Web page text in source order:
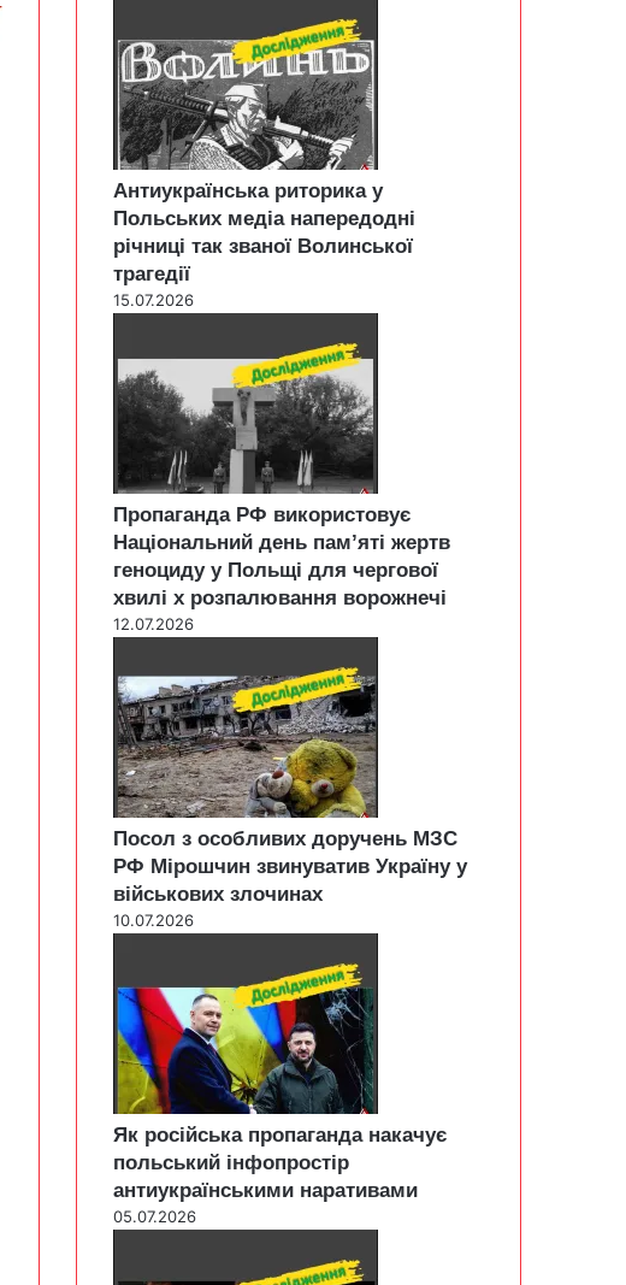
Антиукраїнська риторика у
Польських медіа напередодні
річниці так званої Волинської
трагедії
15.07.2026
Пропаганда РФ використовує
Національний день пам’яті жертв
геноциду у Польщі для чергової
хвилі х розпалювання ворожнечі
12.07.2026
Посол з особливих доручень МЗС
РФ Мірошчин звинуватив Україну у
військових злочинах
10.07.2026
Як російська пропаганда накачує
польський інфопростір
антиукраїнськими наративами
05.07.2026